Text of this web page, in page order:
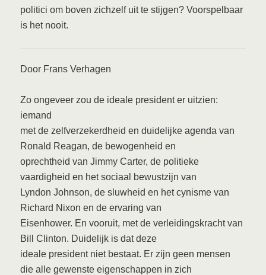
politici om boven zichzelf uit te stijgen? Voorspelbaar
is het nooit.
Door Frans Verhagen
Zo ongeveer zou de ideale president er uitzien:
iemand
met de zelfverzekerdheid en duidelijke agenda van
Ronald Reagan, de bewogenheid en
oprechtheid van Jimmy Carter, de politieke
vaardigheid en het sociaal bewustzijn van
Lyndon Johnson, de sluwheid en het cynisme van
Richard Nixon en de ervaring van
Eisenhower. En vooruit, met de verleidingskracht van
Bill Clinton. Duidelijk is dat deze
ideale president niet bestaat. Er zijn geen mensen
die alle gewenste eigenschappen in zich